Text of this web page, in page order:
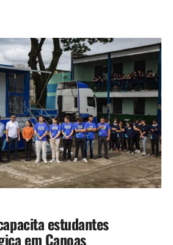
estudantes
em Canoas